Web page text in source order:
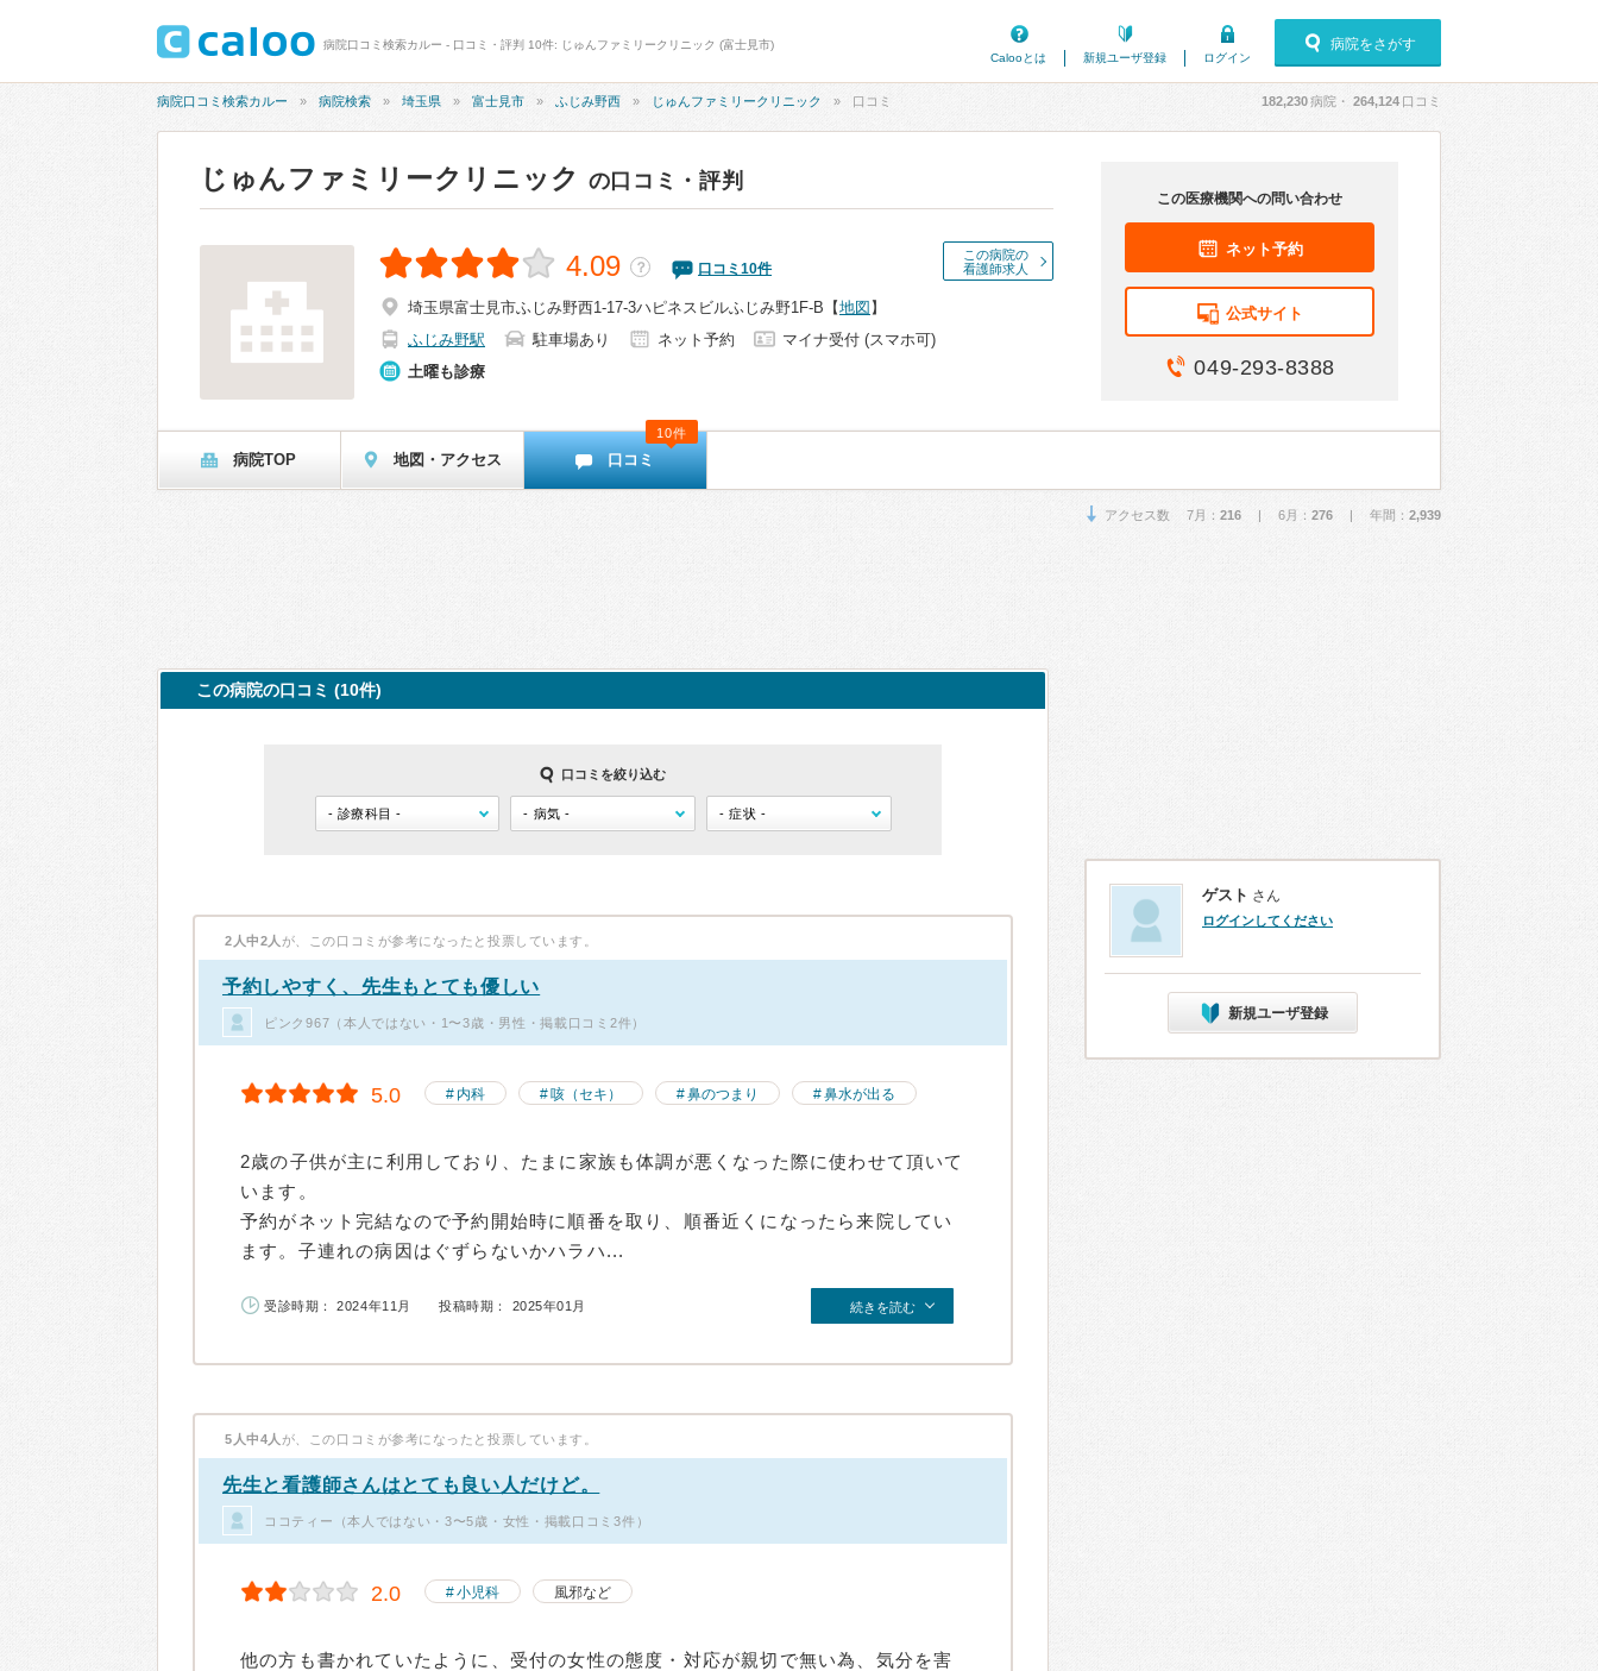
病院口コミ検索カルー - 口コミ・評判 10件: じゅんファミリークリニック (富士見市)
Calooとは
新規ユーザ登録 ログイン
病院をさがす
病院口コミ検索カルー 病院検索 埼玉県 富士見市 ふじみ野西 じゅんファミリークリニック 口コミ 182,230病院・ 264,124 口コミ
じゅんファミリークリニック の口コミ・評判
この病院の
看護師求人
4.09 ？ 口コミ 10件
埼玉県富士見市ふじみ野西1-17-3ハピネスビルふじみ野1F-B 【地図 】
ふじみ野駅
駐車場あり ネット予約
マイナ受付 (スマホ可)
土曜も診療
この医療機関への問い合わせ
ネット予約
公式サイト
049-293-8388
病院TOP 地図・アクセス 口コミ
10件
アクセス数 7月： 216 | 6月： 276 | 年間： 2,939
この病院の口コミ (10件)
口コミを絞り込む
2人中2人 が、この口コミが参考になったと投票しています。
予約しやすく、先生もとても優しい
ピンク967（本人ではない・1〜3歳・男性・掲載口コミ2件）
5.0 内科 咳（セキ） 鼻のつまり 鼻水が出る
2歳の子供が主に利用しており、たまに家族も体調が悪くなった際に使わせて頂いて
います。
予約がネット完結なので予約開始時に順番を取り、順番近くになったら来院してい
ます。子連れの病因はぐずらないかハラハ...
受診時期： 2024年11月 投稿時期： 2025年01月 続きを読む
5人中4人 が、この口コミが参考になったと投票しています。
先生と看護師さんはとても良い人だけど。
ココティー（本人ではない・3〜5歳・女性・掲載口コミ3件）
2.0 小児科 風邪など
他の方も書かれていたように、受付の女性の態度・対応が親切で無い為、気分を害
ゲスト さん
ログインしてください
新規ユーザ登録